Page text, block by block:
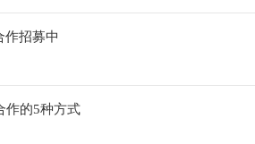
作招募中
作的5种方式